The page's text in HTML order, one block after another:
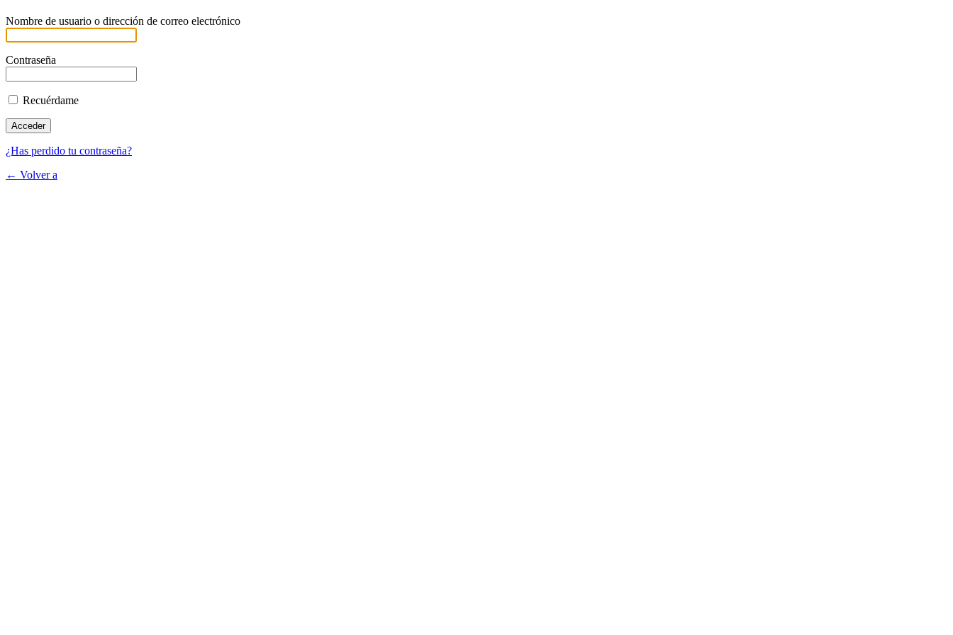
Nombre de usuario o dirección de correo electrónico
Contraseña
Recuérdame
¿Has perdido tu contraseña?
← Volver a